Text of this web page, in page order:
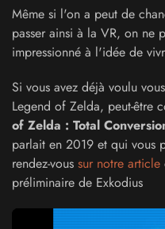
Même si l'on a peut de
passer ainsi à la VR, on ne
impressionné à l'idée de
Si vous avez déjà voulu
Legend of Zelda, peut-être
of Zelda : Total
parlait en 2019 et qui vous
rendez-vous sur notre article
préliminaire de Exkodius